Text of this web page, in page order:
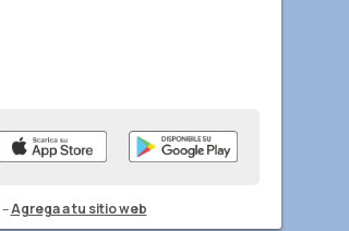
–Agrega a tu sitio web